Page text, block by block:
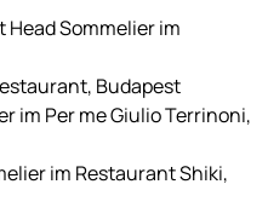
Sommelier im
Budapest
im Per me Giulio Terrinoni,
im Restaurant Shiki,